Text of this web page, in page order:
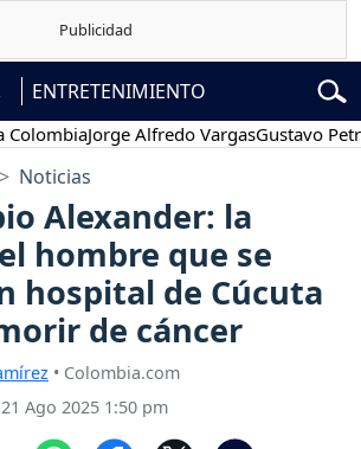
ENTRETENIMIENTO
Jorge Alfredo VargasGustavo Petro
Noticias
Alexander: la
hombre que se
hospital de Cúcuta
de cáncer
• Colombia.com
21 Ago 2025 1:50 pm